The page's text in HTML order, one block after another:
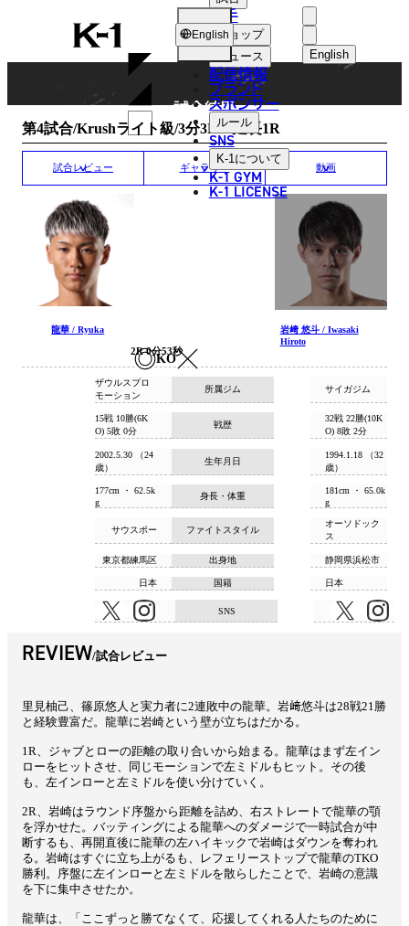
K-
1
English
한국어
中文（简体
中文（繁體
選手
ショップ
ニュース
配信情報
ブランド
スポンサー
ルール
SNS
K-1について
K-1 GYM
K-1 LICENSE
English
MATCH RESULT
試合結果
第4試合/Krushライト級/3分3R・延長1R
試合レビュー ギャラリー 動画
龍華 / Ryuka
KO
2R 0分53秒
岩﨑 悠斗 / Iwasaki
Hiroto
所属ジム
ザウルスプロ
モーション
サイガジム
戦歴
15戦 10勝(6K
O) 5敗 0分
32戦 22勝(10K
O) 8敗 2分
生年月日
2002.5.30 （24
歳）
1994.1.18 （32
歳）
身長・体重
177cm ・ 62.5k
g
181cm ・ 65.0k
g
ファイトスタイル
サウスポー
オーソドック
ス
出身地
東京都練馬区 静岡県浜松市
国籍
日本 日本
SNS
REVIEW 試合レビュー
里見柚己、篠原悠人と実力者に2連敗中の龍華。岩﨑悠斗は28戦21勝
と経験豊富だ。龍華に岩崎という壁が立ちはだかる。
1R、ジャブとローの距離の取り合いから始まる。龍華はまず左イン
ローをヒットさせ、同じモーションで左ミドルもヒット。その後
も、左インローと左ミドルを使い分けていく。
2R、岩崎はラウンド序盤から距離を詰め、右ストレートで龍華の顎
を浮かせた。バッティングによる龍華へのダメージで一時試合が中
断するも、再開直後に龍華の左ハイキックで岩崎はダウンを奪われ
る。岩崎はすぐに立ち上がるも、レフェリーストップで龍華のTKO
勝利。序盤に左インローと左ミドルを散らしたことで、岩崎の意識
を下に集中させたか。
龍華は、「ここずっと勝てなくて、応援してくれる人たちのために